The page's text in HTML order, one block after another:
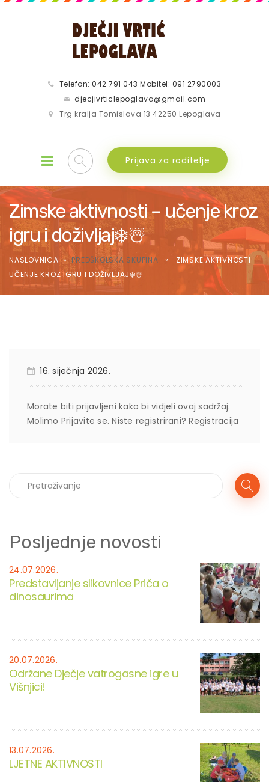
Telefon: 042 791 043 Mobitel: 091 2790003
djecjivrticlepoglava@gmail.com
Trg kralja Tomislava 13 42250 Lepoglava
Prijava za roditelje
Zimske aktivnosti – učenje kroz
igru i doživljaj❄️☃️
NASLOVNICA»PREDŠKOLSKA SKUPINA » ZIMSKE AKTIVNOSTI –
UČENJE KROZ IGRU I DOŽIVLJAJ❄️☃️
16. siječnja 2026.
Morate biti prijavljeni kako bi vidjeli ovaj sadržaj.
Molimo Prijavite se. Niste registrirani?Registracija
Posljednje novosti
24.07.2026.
Predstavljanje slikovnice Priča o
dinosaurima
20.07.2026.
Održane Dječje vatrogasne igre u
Višnjici!
13.07.2026.
LJETNE AKTIVNOSTI